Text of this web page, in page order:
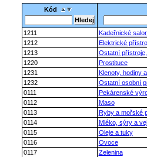
Kód
1211 Kadeřnické
1212
Elektrické
1213
Ostatní
1220
Prostituce
1231
Klenoty, hodiny
1232
Ostatní osobní
0111
Pekárenské
0112
Maso
0113
Ryby a mořské
0114
Mléko, sýry a
0115
Oleje a tuky
0116
Ovoce
0117
Zelenina